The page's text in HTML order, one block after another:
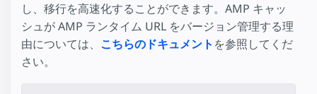
し、移行を高速化することができます。AMP キャッ
シュが AMP ランタイム URL をバージョン管理する理
由については、 こちらのドキュメント を参照してくだ
さい。